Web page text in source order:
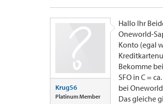
Krug56
Platinum Member
Hallo Ihr
Oneworld-
Konto (egal
Bekomme
SFO in C =
bei
Das gleiche